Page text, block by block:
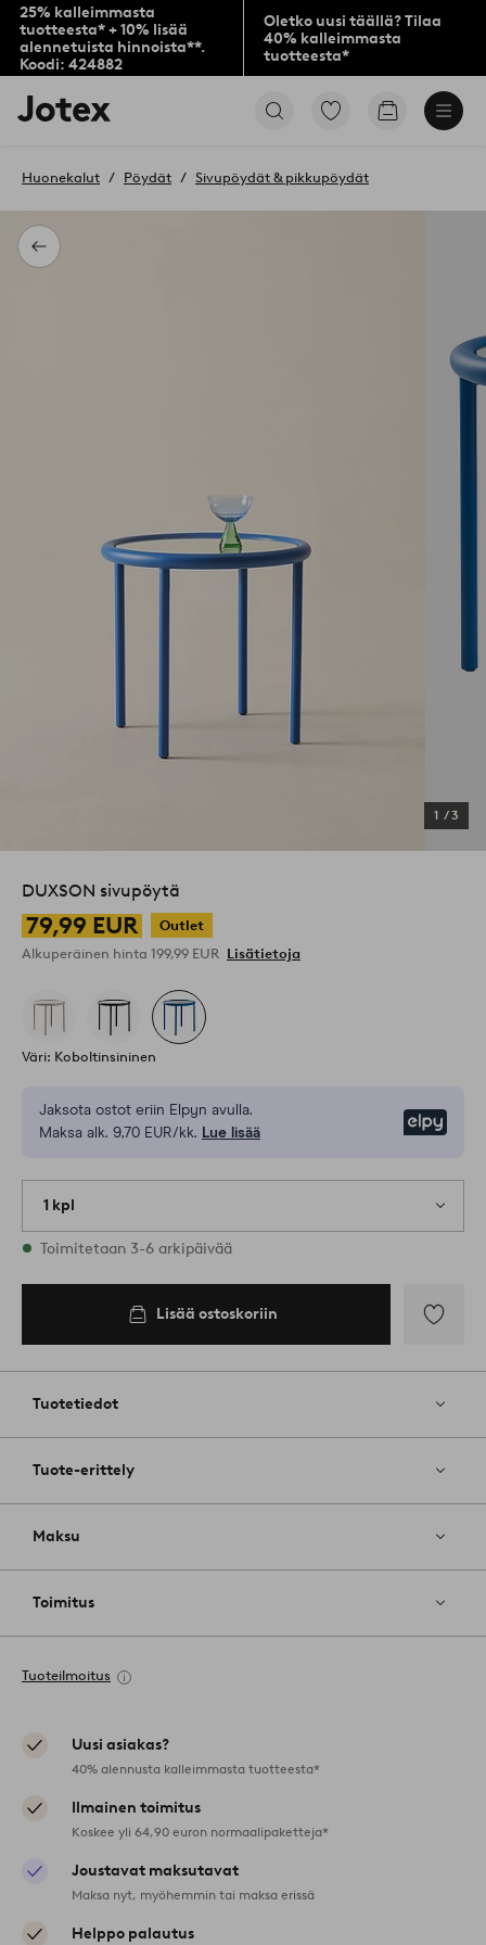
25% kalleimmasta
tuotteesta* + 10% lisää
alennetuista hinnoista**.
Koodi: 424882
Oletko uusi täällä? Tilaa
40% kalleimmasta
tuotteesta*
Jotex-
logo
aloitussivulle
Siirry
Siirry
Takaisin
Huonekalut Pöydät Sivupöydät & pikkupöydät
1 /3
DUXSON sivupöytä
79,99 EUR
Outlet
Alkuperäinen hinta 199,99 EUR Lisätietoja
Väri: Koboltinsininen
Jaksota ostot eriin Elpyn avulla.
Maksa alk. 9,70 EUR/kk. Lue lisää
1 kpl
Varastossa
Toimitetaan 3-6 arkipäivää
Lisää ostoskoriin
Tuotetiedot
Tuote-erittely
Maksu
Toimitus
Tuoteilmoitus
Uusi asiakas?
40% alennusta kalleimmasta tuotteesta*
Ilmainen toimitus
Koskee yli 64,90 euron normaalipaketteja*
Joustavat maksutavat
Maksa nyt, myöhemmin tai maksa erissä
Helppo palautus